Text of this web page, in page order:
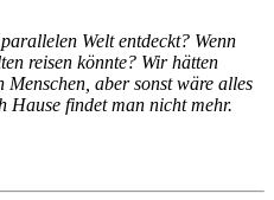
Welt entdeckt? Wenn
reisen könnte? Wir hätten
Menschen, aber sonst wäre alles
Hause findet man nicht mehr.